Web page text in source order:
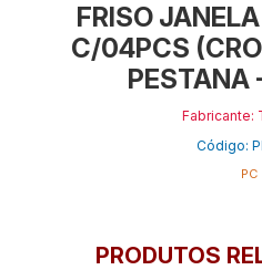
FRISO
C/04PCS
PESTANA
Fabricante:
Código:
PC
PRODUTOS